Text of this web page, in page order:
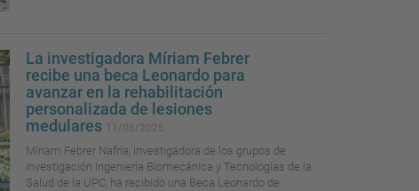
La investigadora Míriam Febrer
recibe una beca Leonardo para
avanzar en la rehabilitación
personalizada de lesiones
medulares
Míriam Febrer Nafría, investigadora de los grupos de
investigación Ingeniería Biomecánica y Tecnologías de la
Salud de la UPC, ha recibido una Beca Leonardo de